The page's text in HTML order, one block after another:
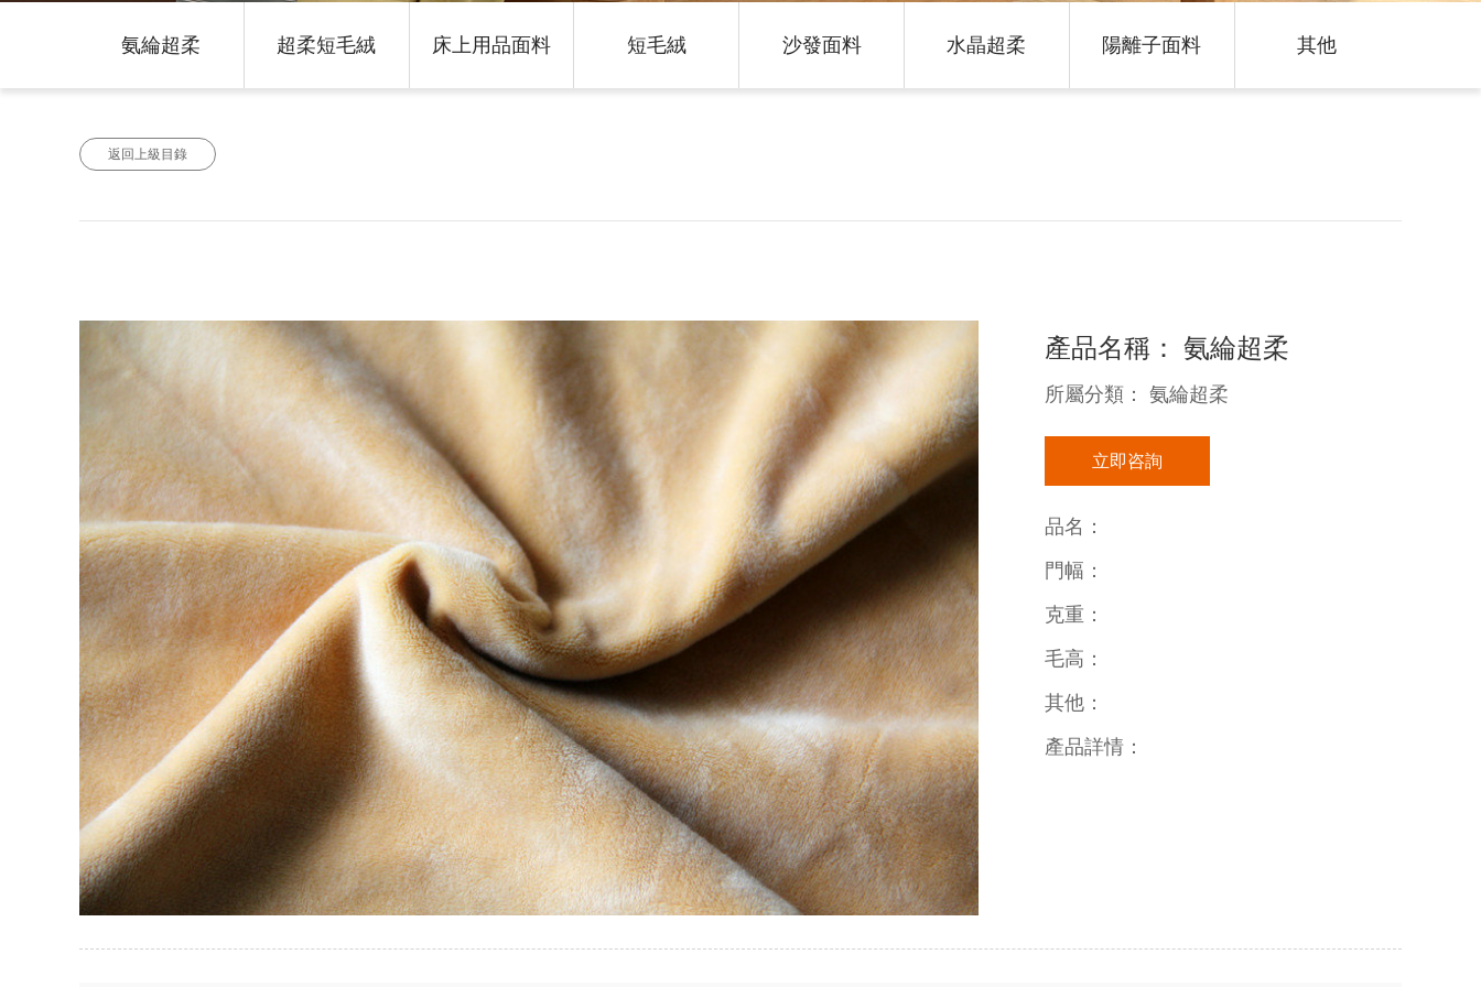
氨綸超柔 超柔短毛絨 床上用品面料 短毛絨 沙發面料 水晶超柔 陽離子面料 其他
返回上級目錄
產品名稱： 氨綸超柔
所屬分類： 氨綸超柔
立即咨詢
品名：
門幅：
克重：
毛高：
其他：
產品詳情：